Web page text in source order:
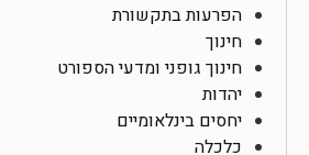
הפרעות בתקשורת
חינוך
חינוך גופני ומדעי הספורט
יהדות
יחסים בינלאומיים
כלכלה